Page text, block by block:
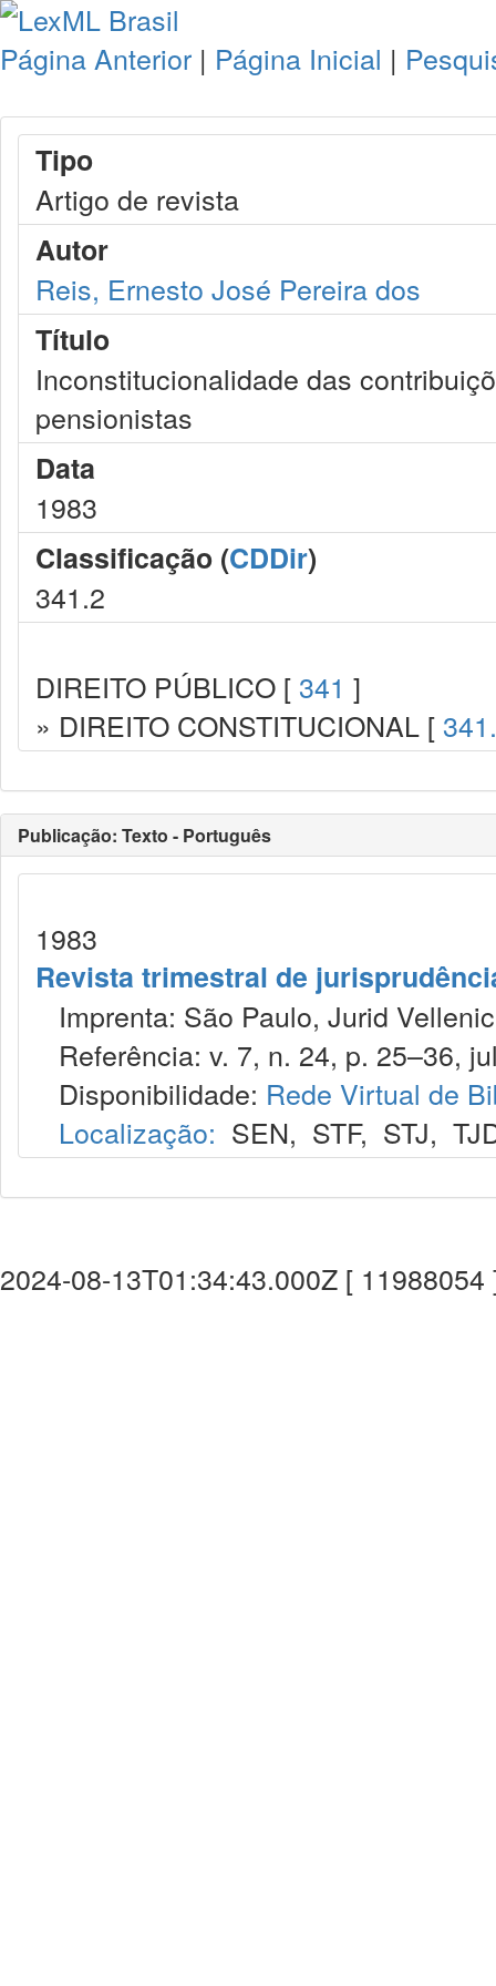
Página Anterior | Página Inicial |
Tipo
Artigo de revista
Autor
Reis, Ernesto José Pereira dos
Título
Inconstitucionalidade das
pensionistas
Data
1983
Classificação (CDDir)
341.2
DIREITO PÚBLICO [ 341 ]
» DIREITO CONSTITUCIONAL [
Publicação: Texto - Português
1983
Revista trimestral de
Imprenta: São Paulo, Jurid
Referência: v. 7, n. 24, p. 25–36,
Disponibilidade: Rede Virtual de
Localização: SEN, STF, STJ,
2024-08-13T01:34:43.000Z [ 11988054